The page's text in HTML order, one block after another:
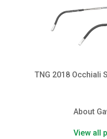
TNG 2018 Occhiali
About
View all